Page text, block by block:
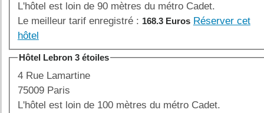
L'hôtel est loin de 90 mètres du métro Cadet.
Le meilleur tarif enregistré : 168.3 Euros Réserver cet
hôtel
Hôtel Lebron 3 étoiles
4 Rue Lamartine
75009 Paris
L'hôtel est loin de 100 mètres du métro Cadet.